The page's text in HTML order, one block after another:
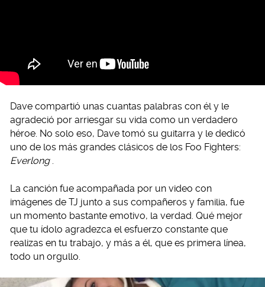
Dave compartió unas cuantas palabras con él y le
agradeció por arriesgar su vida como un verdadero
héroe. No solo eso, Dave tomó su guitarra y le dedicó
uno de los más grandes clásicos de los Foo Fighters:
Everlong
La canción fue acompañada por un video con
imágenes de TJ junto a sus compañeros y familia, fue
un momento bastante emotivo, la verdad. Qué mejor
que tu ídolo agradezca el esfuerzo constante que
realizas en tu trabajo, y más a él, que es primera línea,
todo un orgullo.